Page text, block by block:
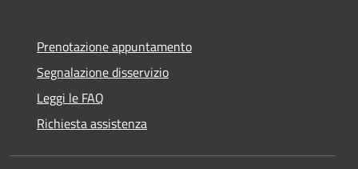
Prenotazione appuntamento
Segnalazione disservizio
Leggi le FAQ
Richiesta assistenza